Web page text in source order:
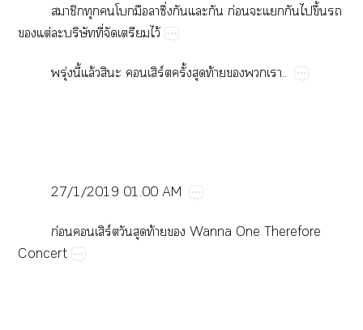
​​​​​​ึ่​​​​ก่​​​​​ึ้​​
​ต่​​ิ​ี่​​​ไว้
ุ่​ี้​ล้​​​ิร์​ั้​​ท้​​​..
27/1/2019​01.00​AM
ก่​ิร์​​​ท้​​Wanna​One​Therefore​
Concert